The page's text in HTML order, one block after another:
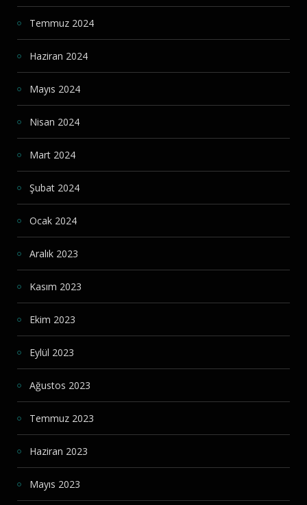
Temmuz 2024
Haziran 2024
Mayıs 2024
Nisan 2024
Mart 2024
Şubat 2024
Ocak 2024
Aralık 2023
Kasım 2023
Ekim 2023
Eylül 2023
Ağustos 2023
Temmuz 2023
Haziran 2023
Mayıs 2023